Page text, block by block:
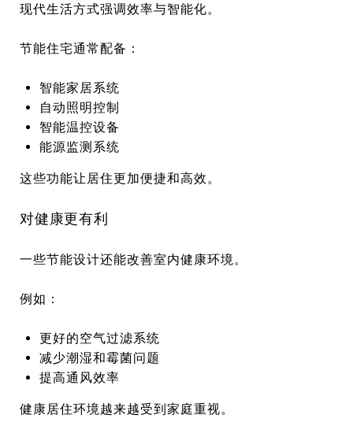
现代生活方式强调效率与智能化。
节能住宅通常配备：
智能家居系统
自动照明控制
智能温控设备
能源监测系统
这些功能让居住更加便捷和高效。
对健康更有利
一些节能设计还能改善室内健康环境。
例如：
更好的空气过滤系统
减少潮湿和霉菌问题
提高通风效率
健康居住环境越来越受到家庭重视。